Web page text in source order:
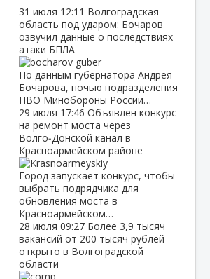
31 июля 12:11 Волгоградская
область под ударом: Бочаров
озвучил данные о последствиях
атаки БПЛА
По данным губернатора Андрея
Бочарова, ночью подразделения
ПВО Минобороны России…
29 июля 17:46 Объявлен конкурс
на ремонт моста через
Волго‑Донской канал в
Красноармейском районе
Город запускает конкурс, чтобы
выбрать подрядчика для
обновления моста в
Красноармейском…
28 июля 09:27 Более 3,9 тысяч
вакансий от 200 тысяч рублей
открыто в Волгоградской
области